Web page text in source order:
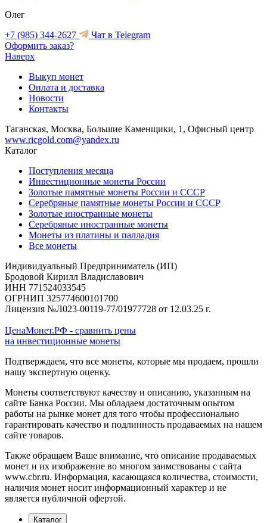
Олег
+7 (985) 344-2627
Чат в Telegram
Оформить заказ?
Наверх
Выкуп монет
Оплата и доставка
Новости
Контакты
Таганская, Москва, Большие Каменщики, 1, Офисный центр
www.ricgold.com@yandex.ru
Каталог
Поступления месяца
Инвестиционные монеты России
Золотые памятные монеты России и СССР
Серебряные памятные монеты России и СССР
Золотые иностранные монеты
Серебряные иностранные монеты
Монеты из платины и палладия
Все монеты
Индивидуальный Предприниматель (ИП)
Бродовой Кирилл Владиславович
ИНН 771524033545
ОГРНИП 325774600101700
Лицензия №Л023-00119-77/01977728 от 12.03.25 г.
ЦенаМонет.РФ - сравнить цены
на инвестиционные монеты
Подтверждаем, что все монеты, которые мы продаем, прошли
нашу экспертную оценку.
Монеты соответствуют качеству и описанию, указанным на
сайте Банка России. Мы обладаем достаточным опытом
работы на рынке монет для того чтобы профессионально
гарантировать качество и подлинность продаваемых на нашем
сайте товаров.
Также обращаем Ваше внимание, что описание продаваемых
монет и их изображение во многом заимствованы с сайта
www.cbr.ru. Информация, касающаяся количества, стоимости,
наличия монет носит информационный характер и не
является публичной офертой.
Каталог